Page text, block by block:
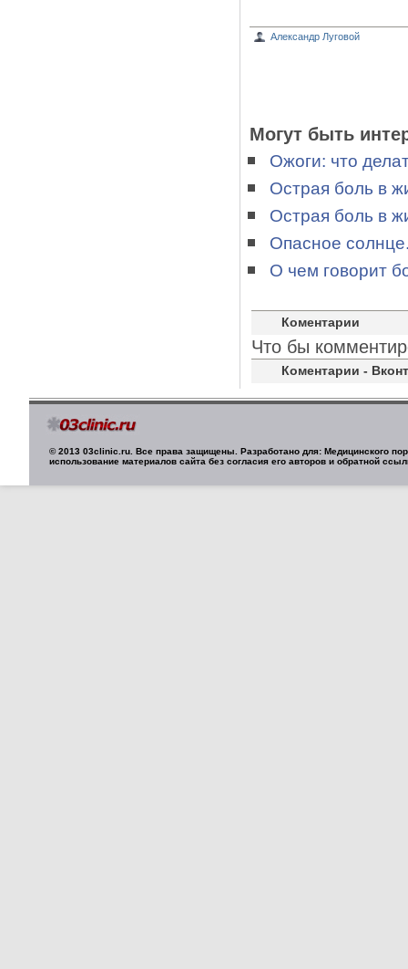
Александр Луговой
Могут быть
Ожоги: что
Острая боль в
Острая боль в
Опасное
О чем говорит
Коментарии
Что бы
Коментарии -
© 2013 03clinic.ru. Все права защищены. Разработано для: Медицинского
использование материалов сайта без согласия его авторов и обратной